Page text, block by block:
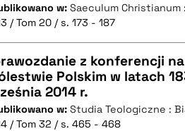
w: Saeculum
/ Tom 20 / s. 173 - 187
CZYSTY TEKST
z konferencji
Polskim w latach
2014 r.
w: Studia Teologiczne :
/ Tom 32 / s. 465 - 468